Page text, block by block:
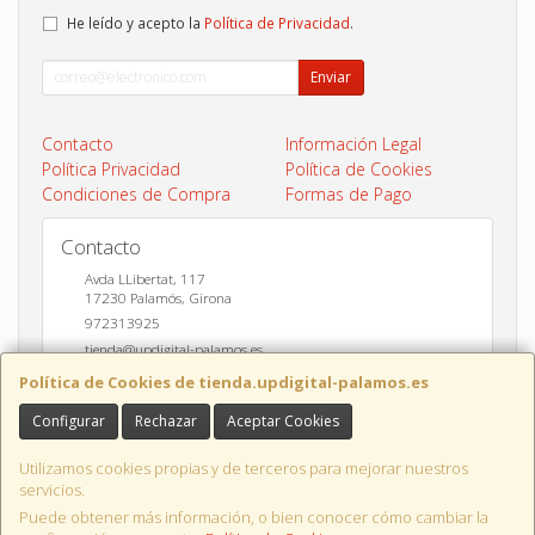
Política de Cookies de tienda.updigital-palamos.es
Configurar Rechazar Aceptar Cookies
Utilizamos cookies propias y de terceros para mejorar nuestros
servicios.
Puede obtener más información, o bien conocer cómo cambiar la
He leído y acepto la Política de Privacidad.
Enviar
Contacto
Información Legal
Política Privacidad
Política de Cookies
Condiciones de Compra
Formas de Pago
Contacto
Avda LLibertat, 117
17230 Palamós, Girona
972313925
tienda@updigital-palamos.es
Horario